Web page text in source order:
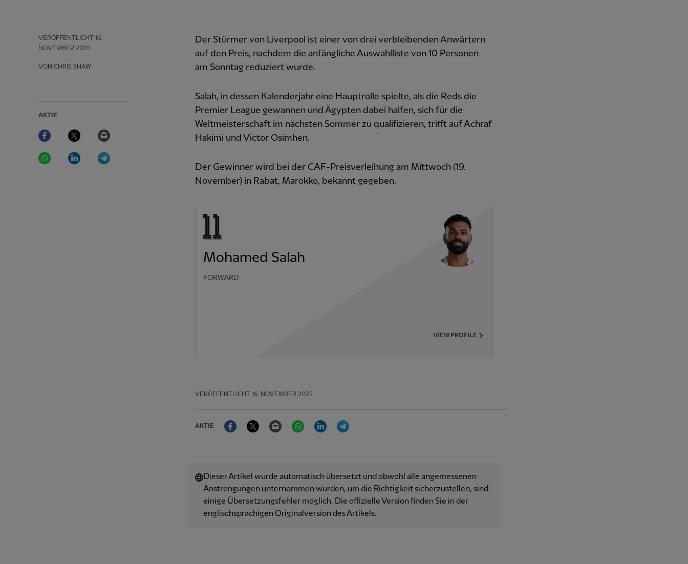
VERÖFFENTLICHT 16.
NOVEMBER 2025
VON CHRIS SHAW
AKTIE
Facebook Twitter
WhatsAppLinkedIn
Der Stürmer von Liverpool ist einer von drei verbleibenden Anwärtern
auf den Preis, nachdem die anfängliche Auswahlliste von 10 Personen
am Sonntag reduziert wurde.
Salah, in dessen Kalenderjahr eine Hauptrolle spielte, als die Reds die
Premier League gewannen und Ägypten dabei halfen, sich für die
Weltmeisterschaft im nächsten Sommer zu qualifizieren, trifft auf Achraf
Hakimi und Victor Osimhen.
Der Gewinner wird bei der CAF-Preisverleihung am Mittwoch (19.
November) in Rabat, Marokko, bekannt gegeben.
Mohamed Salah
FORWARD
VIEW PROFILE
VERÖFFENTLICHT 16. NOVEMBER 2025
AKTIE
FacebookTwitter Email WhatsAppLinkedIn
Dieser Artikel wurde automatisch übersetzt und obwohl alle angemessenen
Anstrengungen unternommen wurden, um die Richtigkeit sicherzustellen, sind
einige Übersetzungsfehler möglich. Die offizielle Version finden Sie in der
englischsprachigen Originalversion des Artikels.